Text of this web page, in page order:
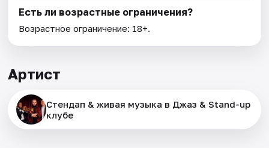
Есть ли возрастные ограничения?
Возрастное ограничение: 18+.
Артист
Стендап & живая музыка в Джаз & Stand-up
клубе